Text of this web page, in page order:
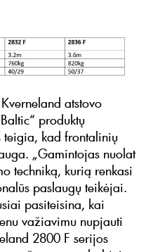
atstovo
produktų
teigia, kad frontalinių
„Gamintojas nuolat
techniką, kurią renkasi
paslaugų teikėjai.
pasiteisina, kai
važiavimu nupjauti
2800 F serijos